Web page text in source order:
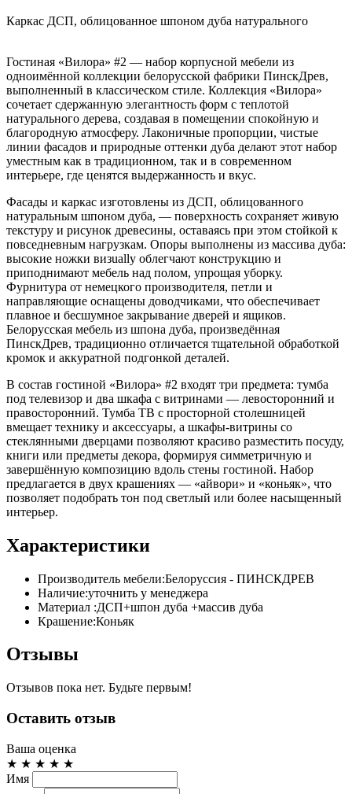
Каркас ДСП, облицованное шпоном дуба натурального
Гостиная «Вилора» #2 — набор корпусной мебели из
одноимённой коллекции белорусской фабрики ПинскДрев,
выполненный в классическом стиле. Коллекция «Вилора»
сочетает сдержанную элегантность форм с теплотой
натурального дерева, создавая в помещении спокойную и
благородную атмосферу. Лаконичные пропорции, чистые
линии фасадов и природные оттенки дуба делают этот набор
уместным как в традиционном, так и в современном
интерьере, где ценятся выдержанность и вкус.
Фасады и каркас изготовлены из ДСП, облицованного
натуральным шпоном дуба, — поверхность сохраняет живую
текстуру и рисунок древесины, оставаясь при этом стойкой к
повседневным нагрузкам. Опоры выполнены из массива дуба:
высокие ножки визually облегчают конструкцию и
приподнимают мебель над полом, упрощая уборку.
Фурнитура от немецкого производителя, петли и
направляющие оснащены доводчиками, что обеспечивает
плавное и бесшумное закрывание дверей и ящиков.
Белорусская мебель из шпона дуба, произведённая
ПинскДрев, традиционно отличается тщательной обработкой
кромок и аккуратной подгонкой деталей.
В состав гостиной «Вилора» #2 входят три предмета: тумба
под телевизор и два шкафа с витринами — левосторонний и
правосторонний. Тумба ТВ с просторной столешницей
вмещает технику и аксессуары, а шкафы-витрины со
стеклянными дверцами позволяют красиво разместить посуду,
книги или предметы декора, формируя симметричную и
завершённую композицию вдоль стены гостиной. Набор
предлагается в двух крашениях — «айвори» и «коньяк», что
позволяет подобрать тон под светлый или более насыщенный
интерьер.
Характеристики
Производитель мебели:Белоруссия - ПИНСКДРЕВ
Наличие:уточнить у менеджера
Материал :ДСП+шпон дуба +массив дуба
Крашение:Коньяк
Отзывы
Отзывов пока нет. Будьте первым!
Оставить отзыв
Ваша оценка
★ ★ ★ ★ ★
Имя